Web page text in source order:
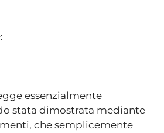
essenzialmente
stata dimostrata mediante
che semplicemente